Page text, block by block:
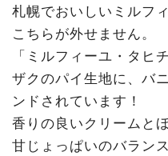
札幌でおいしいミルフ
こちらが外せません。
「ミルフィーユ・タヒ
ザクのパイ生地に、バ
ンドされています！
香りの良いクリームと
甘じょっぱいのバラン